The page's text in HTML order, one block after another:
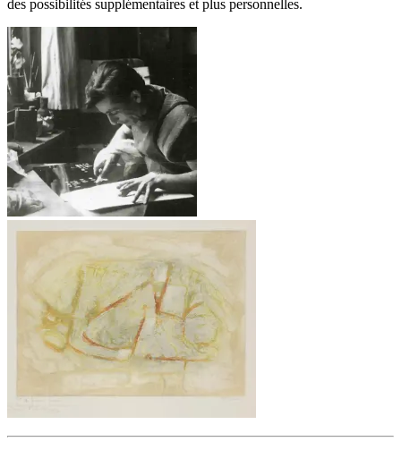
des possibilités supplémentaires et plus personnelles.